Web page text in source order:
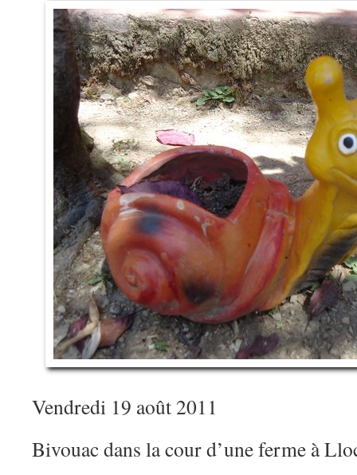
Vendredi 19 août 2011
Bivouac dans la cour d’une ferme à